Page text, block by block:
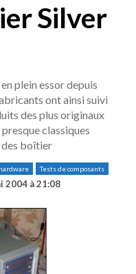
Silver
plein essor depuis
ont ainsi suivi
des plus originaux
classiques
des boîtier
Tests de composants
2004 à 21:08